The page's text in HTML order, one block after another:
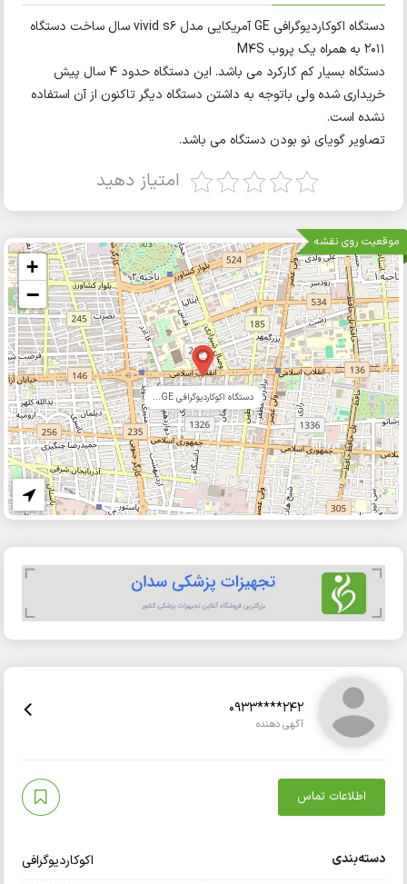
دستگاه اکوکاردیوگرافی GE آمریکایی مدل vivid s6 سال ساخت دستگاه
2011 به همراه یک پروب M4S
دستگاه بسیار کم کارکرد می باشد. این دستگاه حدود 4 سال پیش
خریداری شده ولی باتوجه به داشتن دستگاه دیگر تاکنون از آن استفاده
نشده است.
تصاویر گویای نو بودن دستگاه می باشد.
امتیاز دهید
موقعیت روی نقشه
دستگاه اکوکاردیوگرافی GE...
+
−
0933****242
آگهی دهنده
اطلاعات تماس
دسته‌بندی اکوکاردیوگرافی